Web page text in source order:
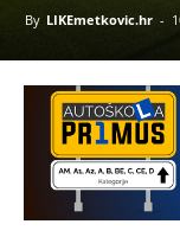
By LIKEmetkovic.hr -